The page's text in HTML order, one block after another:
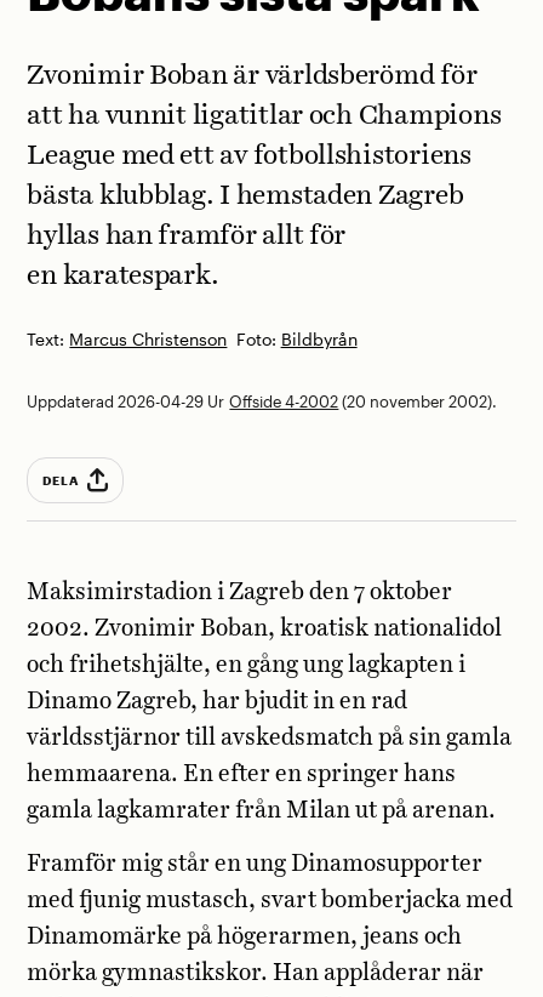
Text: Marcus Christenson Foto: Bildbyrån
Zvonimir Boban är världsberömd för
att ha vunnit ligatitlar och Champions
League med ett av fotbollshistoriens
bästa klubblag. I hemstaden Zagreb
hyllas han framför allt för
en karatespark.
Uppdaterad 2026-04-29 UrOffside 4-2002(20 november 2002).
DELA
Maksimirstadion i Zagreb den 7 oktober
2002. Zvonimir Boban, kroatisk nationalidol
och frihetshjälte, en gång ung lagkapten i
Dinamo Zagreb, har bjudit in en rad
världsstjärnor till avskedsmatch på sin gamla
hemmaarena. En efter en springer hans
gamla lagkamrater från Milan ut på arenan.
Framför mig står en ung Dinamosupporter
med fjunig mustasch, svart bomberjacka med
Dinamomärke på högerarmen, jeans och
mörka gymnastikskor. Han applåderar när